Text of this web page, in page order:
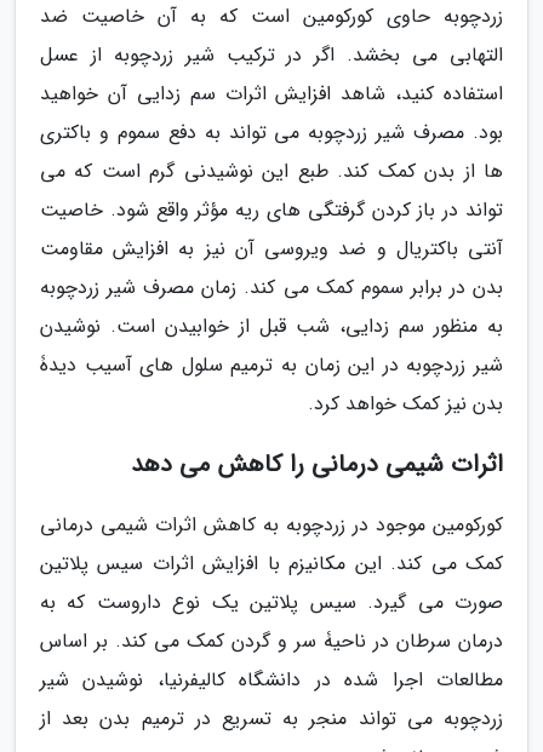
زردچوبه حاوی کورکومین است که به آن خاصیت ضد
التهابی می بخشد. اگر در ترکیب شیر زردچوبه از عسل
استفاده کنید، شاهد افزایش اثرات سم زدایی آن خواهید
بود. مصرف شیر زردچوبه می تواند به دفع سموم و باکتری
ها از بدن کمک کند. طبع این نوشیدنی گرم است که می
تواند در باز کردن گرفتگی های ریه مؤثر واقع شود. خاصیت
آنتی باکتریال و ضد ویروسی آن نیز به افزایش مقاومت
بدن در برابر سموم کمک می کند. زمان مصرف شیر زردچوبه
به منظور سم زدایی، شب قبل از خوابیدن است. نوشیدن
شیر زردچوبه در این زمان به ترمیم سلول های آسیب دیدۀ
بدن نیز کمک خواهد کرد.
اثرات شیمی درمانی را کاهش می دهد
کورکومین موجود در زردچوبه به کاهش اثرات شیمی درمانی
کمک می کند. این مکانیزم با افزایش اثرات سیس پلاتین
صورت می گیرد. سیس پلاتین یک نوع داروست که به
درمان سرطان در ناحیۀ سر و گردن کمک می کند. بر اساس
مطالعات اجرا شده در دانشگاه کالیفرنیا، نوشیدن شیر
زردچوبه می تواند منجر به تسریع در ترمیم بدن بعد از